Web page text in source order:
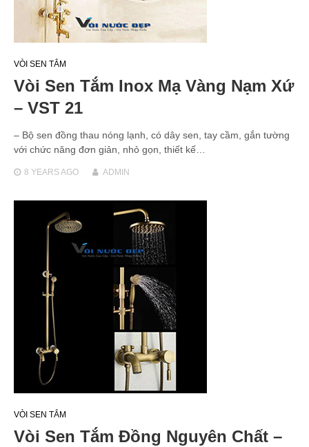
VÒI SEN TẮM
Vòi Sen Tắm Inox Mạ Vàng Nạm Xứ
– VST 21
– Bộ sen đồng thau nóng lạnh, có dây sen, tay cầm, gắn tường
với chức năng đơn giản, nhỏ gọn, thiết kế…
8 YEARSAGO ADMIN
VÒI SEN TẮM
Vòi Sen Tắm Đồng Nguyên Chất –